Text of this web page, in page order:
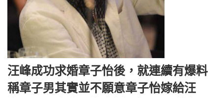
汪峰成功求婚章子怡後，就連續有爆料
稱章子男其實並不願意章子怡嫁給汪